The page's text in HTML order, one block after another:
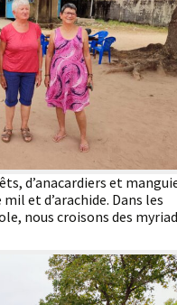
d’anacardiers et
et d’arachide. Dans les
nous croisons des